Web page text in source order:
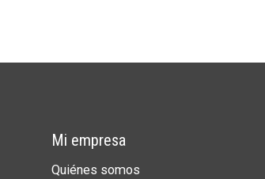
Mi empresa
Quiénes somos